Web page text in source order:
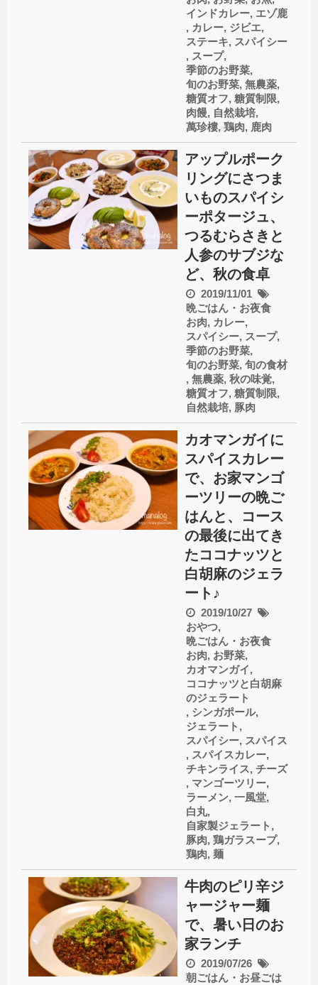
インドカレー, エゾ鹿
, カレー, ジビエ,
ステーキ, スパイシー
, スープ,
季節のお野菜,
旬のお野菜, 無農薬,
糖質オフ, 糖質制限,
肉饅, 自然栽培,
萬珍樓, 鶏肉, 鹿肉
アップルポーク
リングにさつま
いものスパイシ
ーポタージュ、
つるむらさきと
人参のサブジな
ど、秋の食卓
2019/11/01
晩ごはん・お夜食
お肉, カレー,
スパイシー, スープ,
季節のお野菜,
旬のお野菜, 旬の食材
, 無農薬, 秋の味覚,
糖質オフ, 糖質制限,
自然栽培, 豚肉
カオマンガイに
スパイスカレー
で、お家マンゴ
ーツリーの晩ご
はんと、コース
の最後に出てき
たココナッツと
白胡麻のジェラ
ート♪
2019/10/27
おやつ,
晩ごはん・お夜食
お肉, お野菜,
カオマンガイ,
ココナッツと白胡麻
のジェラート
, シンガポール,
ジェラート ,
スパイシー, スパイス
, スパイスカレー,
チキンライス, チーズ
, マンゴーツリー,
ラーメン, 一風堂,
白丸,
自家製ジェラート ,
豚肉, 鶏ガラスープ,
鶏肉, 麺
牛肉のピリ辛ジ
ャージャー麺
で、暑い日のお
家ランチ
2019/07/26
朝ごはん・お昼ごは